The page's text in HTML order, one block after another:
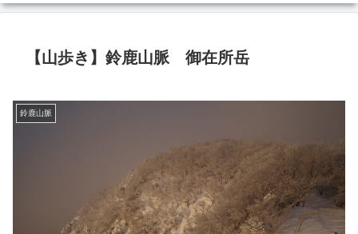
【山歩き】鈴鹿山脈 御在所岳
鈴鹿山脈